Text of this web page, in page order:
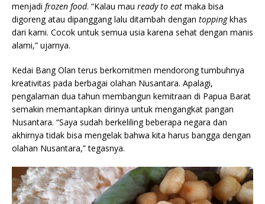
menjadi frozen food. “Kalau mau ready to eat maka bisa
digoreng atau dipanggang lalu ditambah dengan toppingkhas
dari kami. Cocok untuk semua usia karena sehat dengan manis
alami,” ujarnya.
Kedai Bang Olan terus berkomitmen mendorong tumbuhnya
kreativitas pada berbagai olahan Nusantara. Apalagi,
pengalaman dua tahun membangun kemitraan di Papua Barat
semakin memantapkan dirinya untuk mengangkat pangan
Nusantara. “Saya sudah berkeliling beberapa negara dan
akhirnya tidak bisa mengelak bahwa kita harus bangga dengan
olahan Nusantara,” tegasnya.